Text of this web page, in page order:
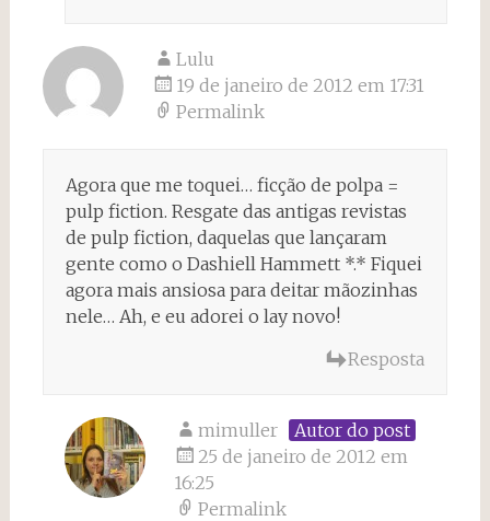
Lulu
19 de janeiro de 2012 em 17:31
Permalink
Agora que me toquei… ficção de polpa =
pulp fiction. Resgate das antigas revistas
de pulp fiction, daquelas que lançaram
gente como o Dashiell Hammett *.* Fiquei
agora mais ansiosa para deitar mãozinhas
nele… Ah, e eu adorei o lay novo!
Resposta
mimuller
Autor do post
25 de janeiro de 2012 em
16:25
Permalink